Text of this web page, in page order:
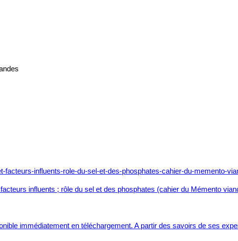
influents ; rôle du sel et des phosphates (cahier du Mémento
immédiatement en téléchargement. A partir des savoirs de ses